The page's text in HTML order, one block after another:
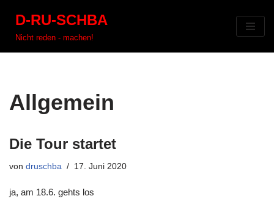
Zum
D-RU-SCHBA
Nicht reden - machen!
Allgemein
Die Tour startet
von druschba 17. Juni 2020
ja, am 18.6. gehts los